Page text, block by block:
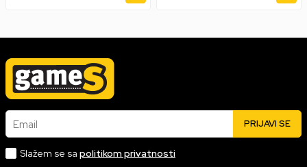
Email PRIJAVI SE
Slažem se sa politikom privatnosti